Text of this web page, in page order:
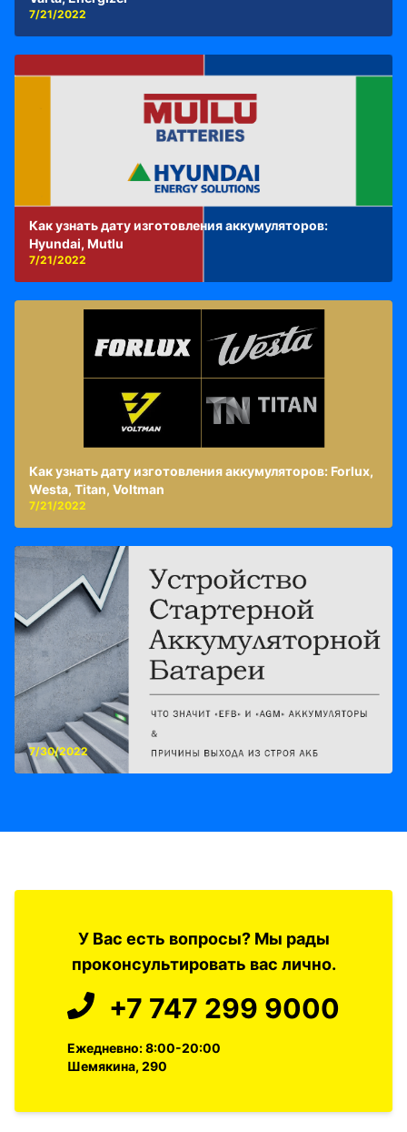
7/21/2022
Как узнать дату изготовления аккумуляторов:
Hyundai, Mutlu
7/21/2022
Как узнать дату изготовления аккумуляторов: Forlux,
Westa, Titan, Voltman
7/21/2022
7/30/2022
У Вас есть вопросы? Мы рады
проконсультировать вас лично.
+7 747 299 9000
Ежедневно: 8:00-20:00
Шемякина, 290